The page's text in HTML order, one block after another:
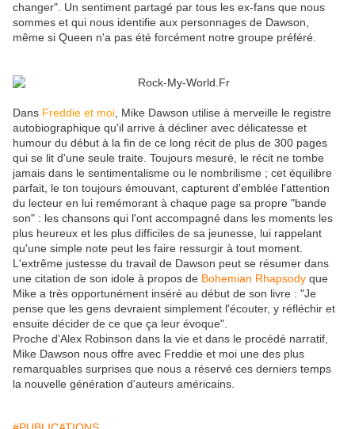
changer". Un sentiment partagé par tous les ex-fans que nous
sommes et qui nous identifie aux personnages de Dawson,
même si Queen n'a pas été forcément notre groupe préféré.
Dans Freddie et moi , Mike Dawson utilise à merveille le registre
autobiographique qu'il arrive à décliner avec délicatesse et
humour du début à la fin de ce long récit de plus de 300 pages
qui se lit d'une seule traite. Toujours mesuré, le récit ne tombe
jamais dans le sentimentalisme ou le nombrilisme ; cet équilibre
parfait, le ton toujours émouvant, capturent d'emblée l'attention
du lecteur en lui remémorant à chaque page sa propre "bande
son" : les chansons qui l'ont accompagné dans les moments les
plus heureux et les plus difficiles de sa jeunesse, lui rappelant
qu'une simple note peut les faire ressurgir à tout moment.
L'extrême justesse du travail de Dawson peut se résumer dans
une citation de son idole à propos de Bohemian Rhapsody que
Mike a très opportunément inséré au début de son livre : "Je
pense que les gens devraient simplement l'écouter, y réfléchir et
ensuite décider de ce que ça leur évoque".
Proche d'Alex Robinson dans la vie et dans le procédé narratif,
Mike Dawson nous offre avec Freddie et moi une des plus
remarquables surprises que nous a réservé ces derniers temps
la nouvelle génération d'auteurs américains.